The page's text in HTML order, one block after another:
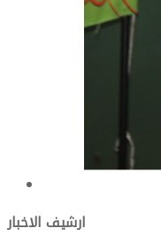
ارشيف الاخبار